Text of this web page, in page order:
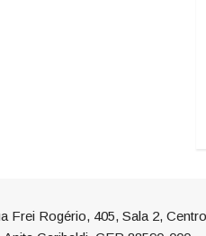
Frei Rogério, 405, Sala 2,